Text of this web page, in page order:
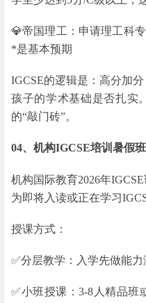
💎帝国理工：申请理工科
*是基本预期
IGCSE的逻辑是：高分加
孩子的学术基础是否扎实
的“敲门砖”。
04、 机构IGCSE培训暑假班
机构国际教育2026年
为即将入读或正在学习
授课方式：
✅分层教学：入学先做能
✅小班授课：3-8人精品